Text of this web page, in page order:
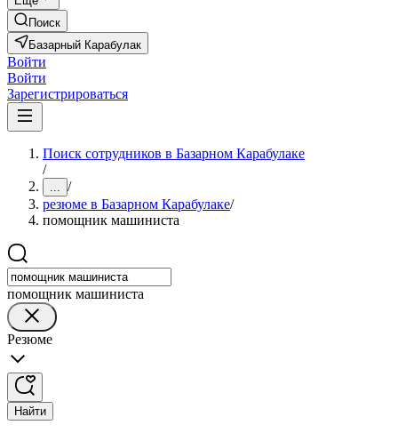
Поиск
Базарный Карабулак
Войти
Войти
Зарегистрироваться
Поиск сотрудников в Базарном Карабулаке
/
... /
резюме в Базарном Карабулаке/
помощник машиниста
помощник машиниста
Резюме
Найти